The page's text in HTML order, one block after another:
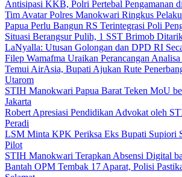
Antisipasi KKB, Polri Pertebal Pengamanan
Tim Avatar Polres Manokwari Ringkus
Papua Perlu Bangun RS Terintegrasi Poli
Situasi Berangsur Pulih, 1 SST Brimob
LaNyalla: Utusan Golongan dan DPD RI
Filep Wamafma Uraikan Perancangan
Temui AirAsia, Bupati Ajukan Rute
Utarom
STIH Manokwari Papua Barat Teken MoU
Jakarta
Robert Apresiasi Pendidikan Advokat oleh
Peradi
LSM Minta KPK Periksa Eks Bupati Supiori
Pilot
STIH Manokwari Terapkan Absensi Digital
Bantah OPM Tembak 17 Aparat, Polisi